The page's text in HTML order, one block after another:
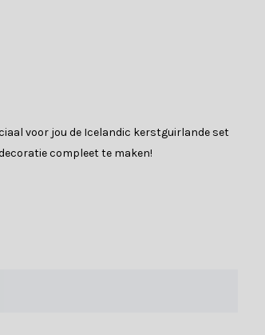
voor jou de Icelandic kerstguirlande set
compleet te maken!
van de guirlandes in de bundel kun
kerstsfeer.
Dit zorgt voor een natuurlijke en luxe